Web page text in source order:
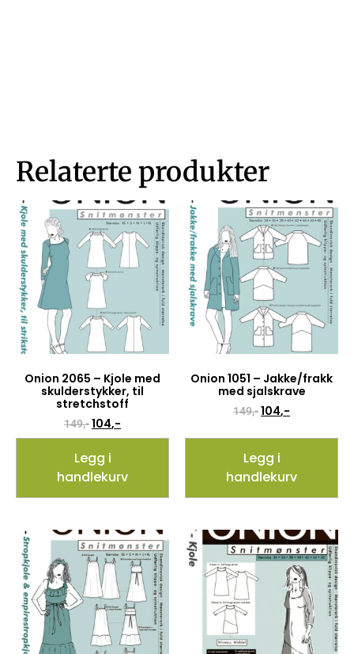
Relaterte produkter
Onion 2065 – Kjole med
skulderstykker, til
stretchstoff
149,-104,-
Legg i
handlekurv
Onion 1051 – Jakke/frakk
med sjalskrave
149,-104,-
Legg i
handlekurv